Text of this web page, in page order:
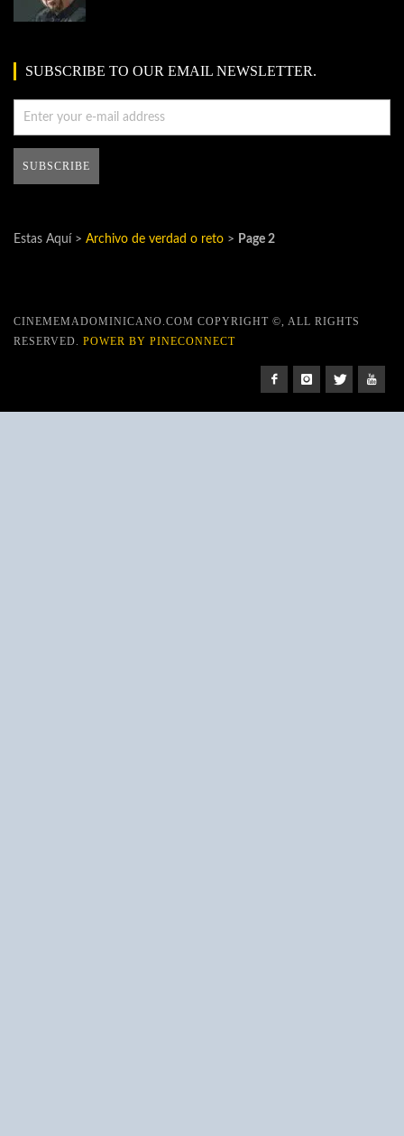
SUBSCRIBE TO OUR EMAIL NEWSLETTER.
Estas Aquí > Archivo de verdad o reto > Page 2
CINEMEMADOMINICANO.COM COPYRIGHT ©, ALL RIGHTS
RESERVED. POWER BY PINECONNECT